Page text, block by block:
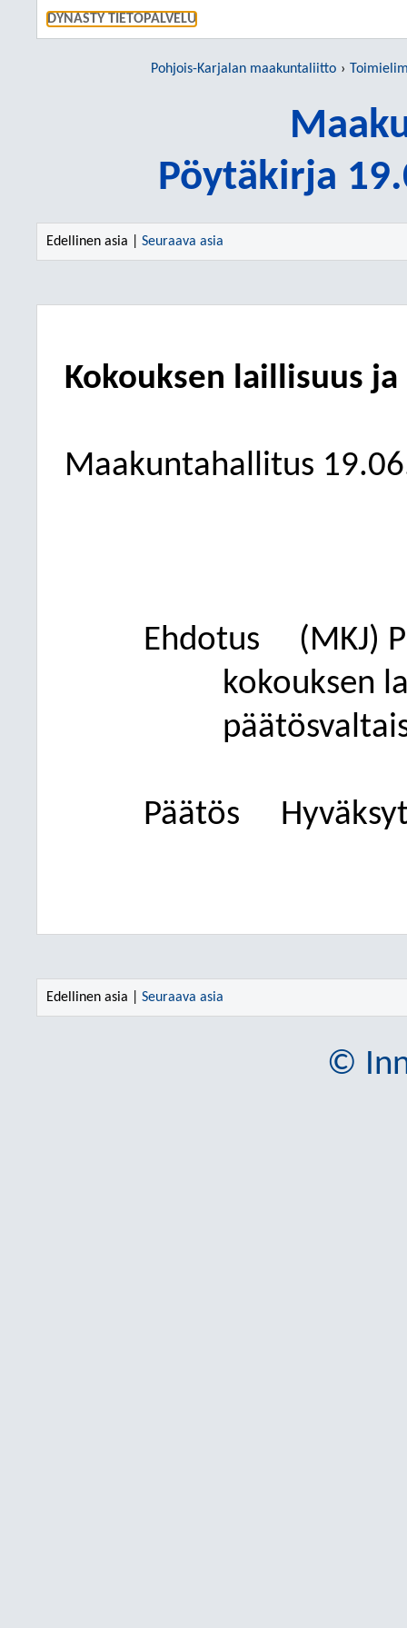
DYNASTY TIETOPALVELU
Pohjois-Karjalan maakuntaliitto
Pöytäkirja
Edellinen asia | Seuraava asia
Kokouksen laillisuus
Maakuntahallitus
Ehdotus (MKJ)
kokouksen
Päätös
Edellinen asia | Seuraava asia
©